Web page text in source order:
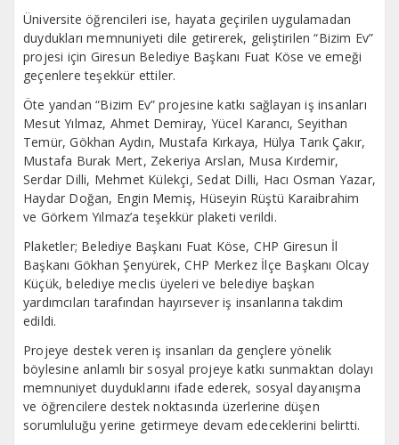
Üniversite öğrencileri ise, hayata geçirilen uygulamadan
duydukları memnuniyeti dile getirerek, geliştirilen “Bizim Ev”
projesi için Giresun Belediye Başkanı Fuat Köse ve emeği
geçenlere teşekkür ettiler.
Öte yandan “Bizim Ev” projesine katkı sağlayan iş insanları
Mesut Yılmaz, Ahmet Demiray, Yücel Karancı, Seyithan
Temür, Gökhan Aydın, Mustafa Kırkaya, Hülya Tarık Çakır,
Mustafa Burak Mert, Zekeriya Arslan, Musa Kırdemir,
Serdar Dilli, Mehmet Külekçi, Sedat Dilli, Hacı Osman Yazar,
Haydar Doğan, Engin Memiş, Hüseyin Rüştü Karaibrahim
ve Görkem Yılmaz’a teşekkür plaketi verildi.
Plaketler; Belediye Başkanı Fuat Köse, CHP Giresun İl
Başkanı Gökhan Şenyürek, CHP Merkez İlçe Başkanı Olcay
Küçük, belediye meclis üyeleri ve belediye başkan
yardımcıları tarafından hayırsever iş insanlarına takdim
edildi.
Projeye destek veren iş insanları da gençlere yönelik
böylesine anlamlı bir sosyal projeye katkı sunmaktan dolayı
memnuniyet duyduklarını ifade ederek, sosyal dayanışma
ve öğrencilere destek noktasında üzerlerine düşen
sorumluluğu yerine getirmeye devam edeceklerini belirtti.